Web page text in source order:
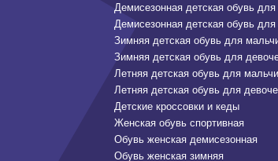
Демисезонная детская обувь
Демисезонная детская обувь для
Зимняя детская обувь для
Зимняя детская обувь для
Летняя детская обувь для
Летняя детская обувь для
Детские кроссовки и кеды
Женская обувь спортивная
Обувь женская демисезонная
Обувь женская зимняя